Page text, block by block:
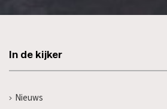
In de kijker
Nieuws